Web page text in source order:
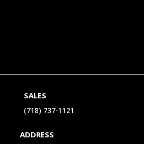
SALES
(718) 737-1121‬
ADDRESS